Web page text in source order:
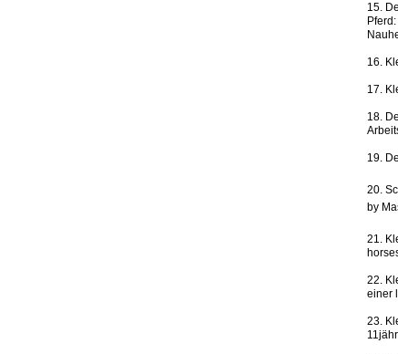
15.
16.
17.
18.
19.
20.
by
21.
22.
einer
23.